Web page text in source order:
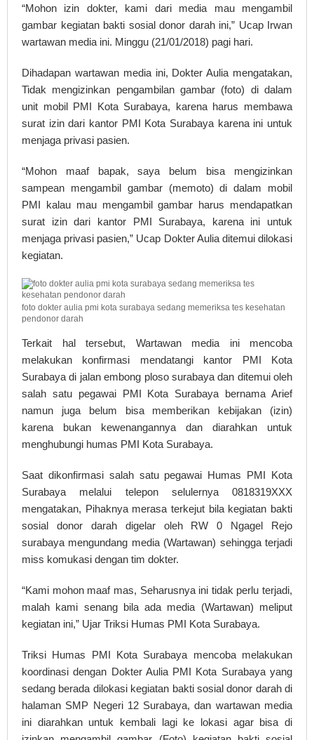
“Mohon izin dokter, kami dari media mau mengambil
gambar kegiatan bakti sosial donor darah ini,” Ucap Irwan
wartawan media ini. Minggu (21/01/2018) pagi hari.
Dihadapan wartawan media ini, Dokter Aulia mengatakan,
Tidak mengizinkan pengambilan gambar (foto) di dalam
unit mobil PMI Kota Surabaya, karena harus membawa
surat izin dari kantor PMI Kota Surabaya karena ini untuk
menjaga privasi pasien.
“Mohon maaf bapak, saya belum bisa mengizinkan
sampean mengambil gambar (memoto) di dalam mobil
PMI kalau mau mengambil gambar harus mendapatkan
surat izin dari kantor PMI Surabaya, karena ini untuk
menjaga privasi pasien,” Ucap Dokter Aulia ditemui dilokasi
kegiatan.
foto dokter aulia pmi kota surabaya sedang memeriksa tes kesehatan
pendonor darah
Terkait hal tersebut, Wartawan media ini mencoba
melakukan konfirmasi mendatangi kantor PMI Kota
Surabaya di jalan embong ploso surabaya dan ditemui oleh
salah satu pegawai PMI Kota Surabaya bernama Arief
namun juga belum bisa memberikan kebijakan (izin)
karena bukan kewenangannya dan diarahkan untuk
menghubungi humas PMI Kota Surabaya.
Saat dikonfirmasi salah satu pegawai Humas PMI Kota
Surabaya melalui telepon selulernya 0818319XXX
mengatakan, Pihaknya merasa terkejut bila kegiatan bakti
sosial donor darah digelar oleh RW 0 Ngagel Rejo
surabaya mengundang media (Wartawan) sehingga terjadi
miss komukasi dengan tim dokter.
“Kami mohon maaf mas, Seharusnya ini tidak perlu terjadi,
malah kami senang bila ada media (Wartawan) meliput
kegiatan ini,” Ujar Triksi Humas PMI Kota Surabaya.
Triksi Humas PMI Kota Surabaya mencoba melakukan
koordinasi dengan Dokter Aulia PMI Kota Surabaya yang
sedang berada dilokasi kegiatan bakti sosial donor darah di
halaman SMP Negeri 12 Surabaya, dan wartawan media
ini diarahkan untuk kembali lagi ke lokasi agar bisa di